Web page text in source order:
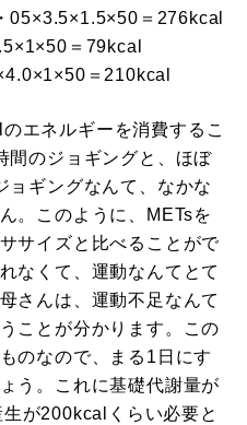
＝276kcal
＝79kcal
＝210kcal
エネルギーを消費するこ
間のジョギングと、ほぼ
ョギングなんて、なかな
。このように、METsを
サイズと比べることがで
なくて、運動なんてとて
さんは、運動不足なんて
ことが分かります。この
のなので、まる1日にす
う。これに基礎代謝量が
が200kcalくらい必要と